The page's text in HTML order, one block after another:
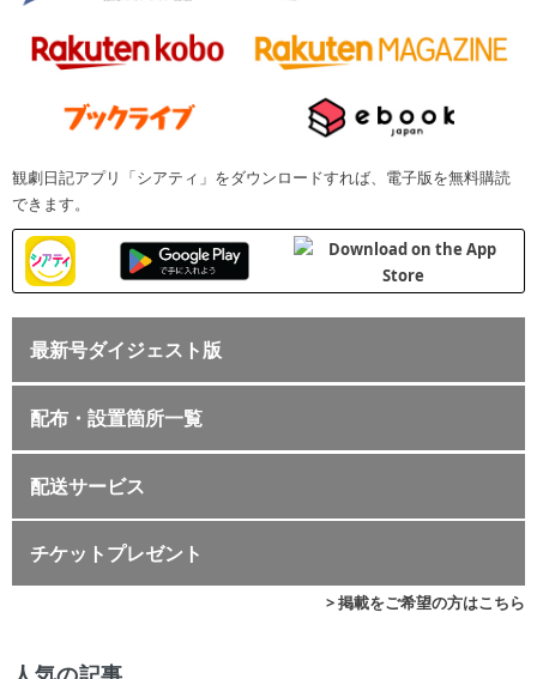
観劇日記アプリ「シアティ」をダウンロードすれば、電子版を無料購読
できます。
最新号ダイジェスト版
配布・設置箇所一覧
配送サービス
チケットプレゼント
> 掲載をご希望の方はこちら